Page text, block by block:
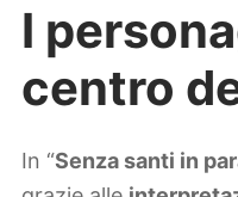
I
centro
In “Senza santi in